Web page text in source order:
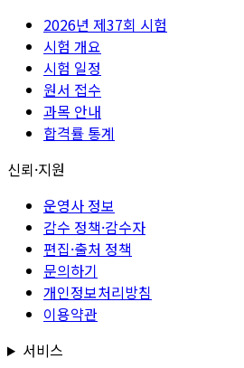
2026년 제37회 시험
시험 개요
시험 일정
원서 접수
과목 안내
합격률 통계
신뢰·지원
운영사 정보
감수 정책·감수자
편집·출처 정책
문의하기
개인정보처리방침
이용약관
서비스